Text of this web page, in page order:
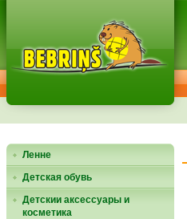
Ленне
Детская обувь
Детскии аксессуары и
косметика